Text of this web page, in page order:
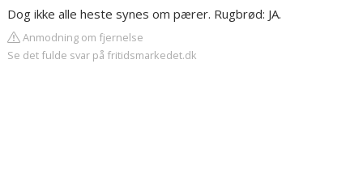
Dog ikke alle heste synes om pærer. Rugbrød: JA.
Anmodning om fjernelse
Se det fulde svar på fritidsmarkedet.dk